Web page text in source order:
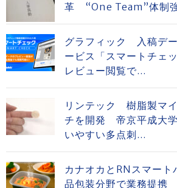
革 “One Team”体制
グラフィック 入稿デ
ービス「スマートチェ
レビュー閲覧で...
リンテック 樹脂製マ
チを開発 帝京平成大
いやすい多点刺...
カナオカとRNスマー
品包装分野で業務提携